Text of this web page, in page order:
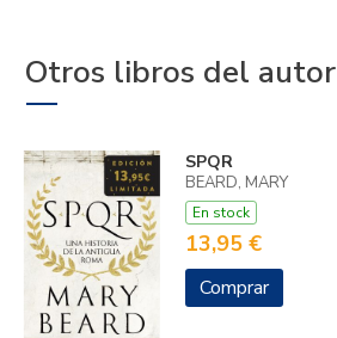
Otros libros del autor
SPQR
BEARD, MARY
En stock
13,95 €
Comprar